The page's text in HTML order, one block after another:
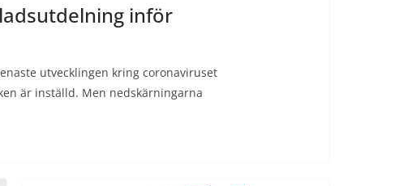
inför
utvecklingen kring coronaviruset
är inställd. Men nedskärningarna